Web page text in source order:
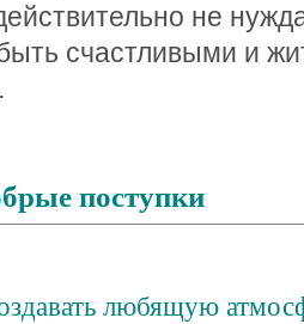
не
счастливыми и
поступки
любящую